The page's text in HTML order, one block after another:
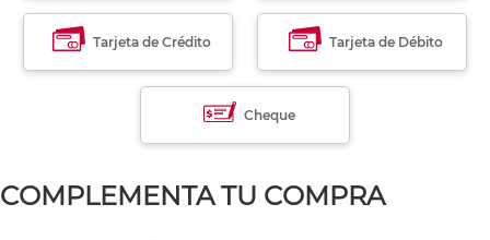
Tarjeta de Crédito Tarjeta de Débito
Cheque
COMPLEMENTA TU COMPRA